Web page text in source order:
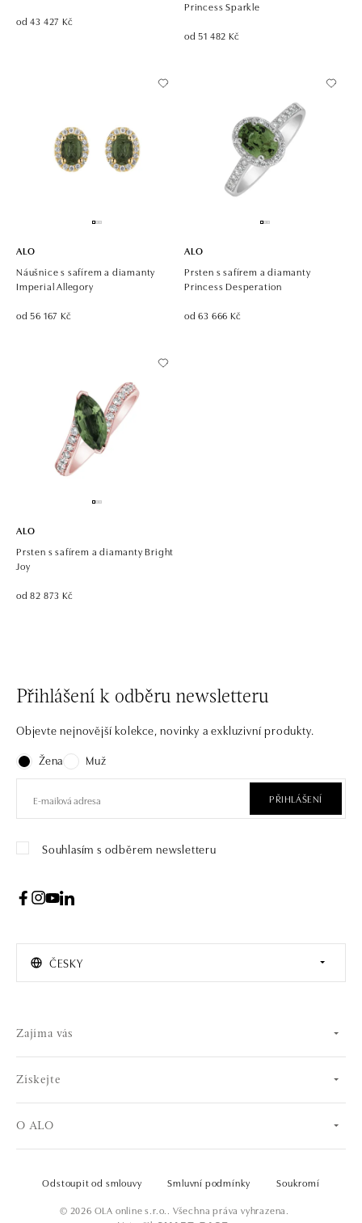
od 43 427 Kč
Princess Sparkle
od 51 482 Kč
ALO
Náušnice s safírem a diamanty
Imperial Allegory
od 56 167 Kč
ALO
Prsten s safírem a diamanty
Princess Desperation
od 63 666 Kč
ALO
Prsten s safírem a diamanty Bright
Joy
od 82 873 Kč
Přihlášení k odběru newsletteru
Objevte nejnovější kolekce, novinky a exkluzivní produkty.
Žena
Muž
PŘIHLÁŠENÍ
Souhlasím s odběrem newsletteru
ČESKY
Zajíma vás
Získejte
O ALO
© 2026 OLA online s.r.o.. Všechna práva vyhrazena.
Odstoupit od smlouvy Smluvní podmínky Soukromí